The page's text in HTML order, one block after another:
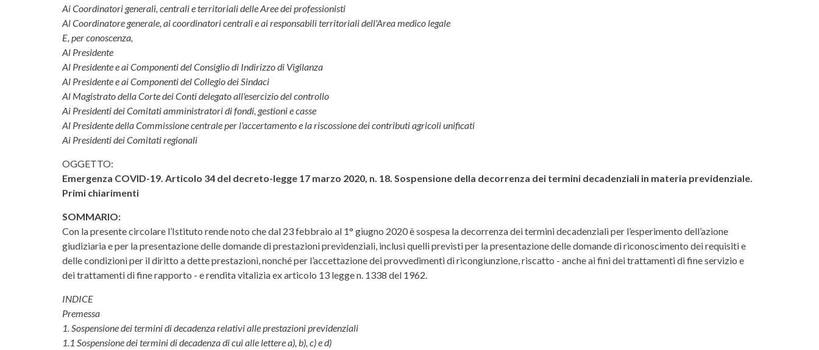
Ai Coordinatori generali, centrali e territoriali delle Aree dei professionisti
Al Coordinatore generale, ai coordinatori centrali e ai responsabili territoriali dell'Area medico legale
E, per conoscenza,
Al Presidente
Al Presidente e ai Componenti del Consiglio di Indirizzo di Vigilanza
Al Presidente e ai Componenti del Collegio dei Sindaci
Al Magistrato della Corte dei Conti delegato all'esercizio del controllo
Ai Presidenti dei Comitati amministratori di fondi, gestioni e casse
Al Presidente della Commissione centrale per l'accertamento e la riscossione dei contributi agricoli unificati
Ai Presidenti dei Comitati regionali
OGGETTO:
Emergenza COVID-19. Articolo 34 del decreto-legge 17 marzo 2020, n. 18. Sospensione della decorrenza dei termini decadenziali in materia previdenziale.
Primi chiarimenti
SOMMARIO:
Con la presente circolare l’Istituto rende noto che dal 23 febbraio al 1° giugno 2020 è sospesa la decorrenza dei termini decadenziali per l’esperimento dell’azione
giudiziaria e per la presentazione delle domande di prestazioni previdenziali, inclusi quelli previsti per la presentazione delle domande di riconoscimento dei requisiti e
delle condizioni per il diritto a dette prestazioni, nonché per l’accettazione dei provvedimenti di ricongiunzione, riscatto - anche ai fini dei trattamenti di fine servizio e
dei trattamenti di fine rapporto - e rendita vitalizia ex articolo 13 legge n. 1338 del 1962.
INDICE
Premessa
1. Sospensione dei termini di decadenza relativi alle prestazioni previdenziali
1.1 Sospensione dei termini di decadenza di cui alle lettere a), b), c) e d)